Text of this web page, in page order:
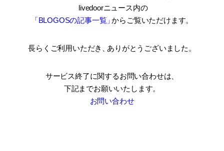
livedoorニュース内の
「BLOGOSの記事一覧」からご覧いただけます。
長らくご利用いただき ありがとうございました。
サービス終了に関するお問い合わせは、
下記までお願いいたします。
お問い合わせ